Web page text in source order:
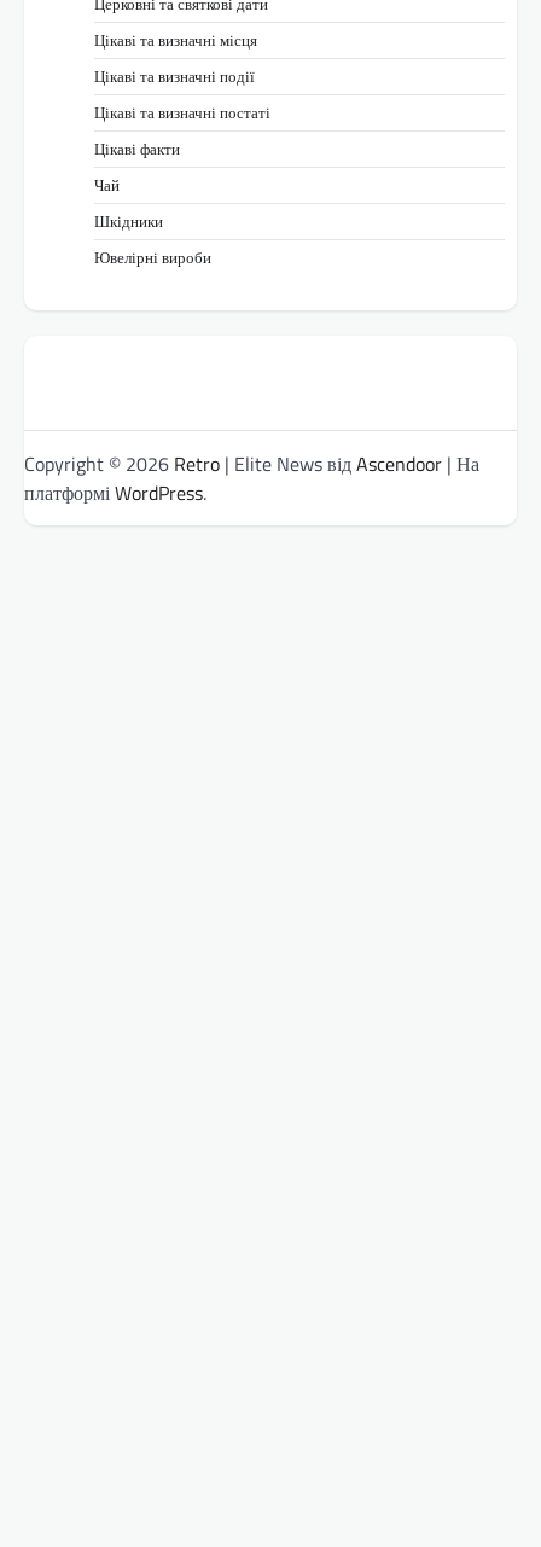
Цікаві та визначні місця
Цікаві та визначні події
Цікаві та визначні постаті
Цікаві факти
Чай
Шкідники
Ювелірні вироби
Copyright © 2026 Retro | Elite News відAscendoor | На
платформіWordPress.